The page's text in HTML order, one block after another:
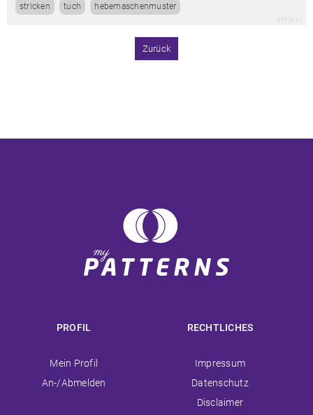
stricken tuch hebemaschenmuster
Zurück
PROFIL
Navigation
überspringen
Mein Profil
An-/Abmelden
RECHTLICHES
Navigation
überspringen
Impressum
Datenschutz
Disclaimer